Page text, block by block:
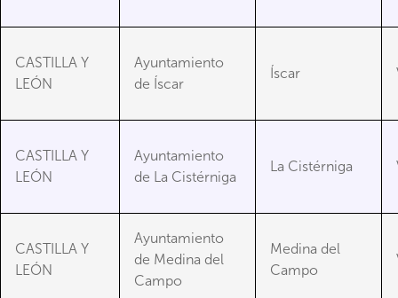
CASTILLA Y
LEÓN
Ayuntamiento
de Íscar
Íscar
CASTILLA Y
LEÓN
Ayuntamiento
de La Cistérniga
La Cistérniga
CASTILLA Y
LEÓN
Ayuntamiento
de Medina del
Campo
Medina del
Campo